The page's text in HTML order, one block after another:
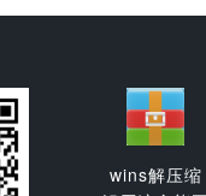
wins解压缩